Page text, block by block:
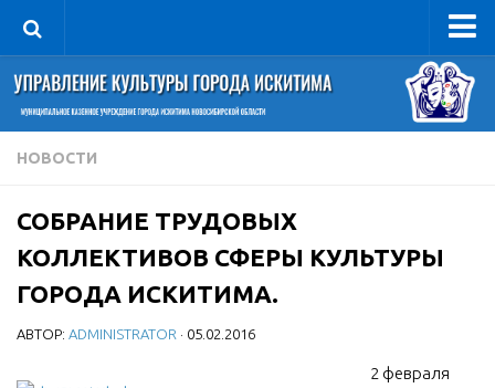
Управление
Руководитель
Сведения об организации
Книга почета культуры
Фотогалерея
Документы
Учредительные документы
НОВОСТИ
СОБРАНИЕ ТРУДОВЫХ
КОЛЛЕКТИВОВ СФЕРЫ КУЛЬТУРЫ
ГОРОДА ИСКИТИМА.
АВТОР: ADMINISTRATOR · 05.02.2016
2 февраля